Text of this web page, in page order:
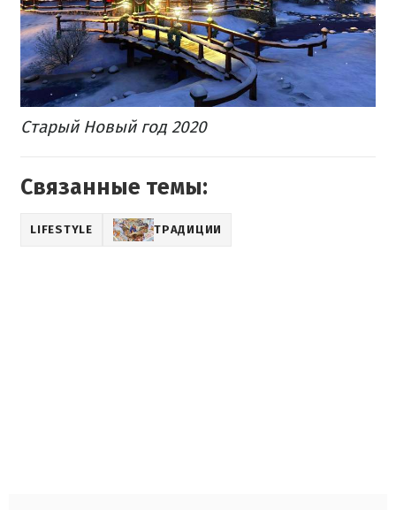
Старый Новый год 2020
Связанные темы:
LIFESTYLE ТРАДИЦИИ